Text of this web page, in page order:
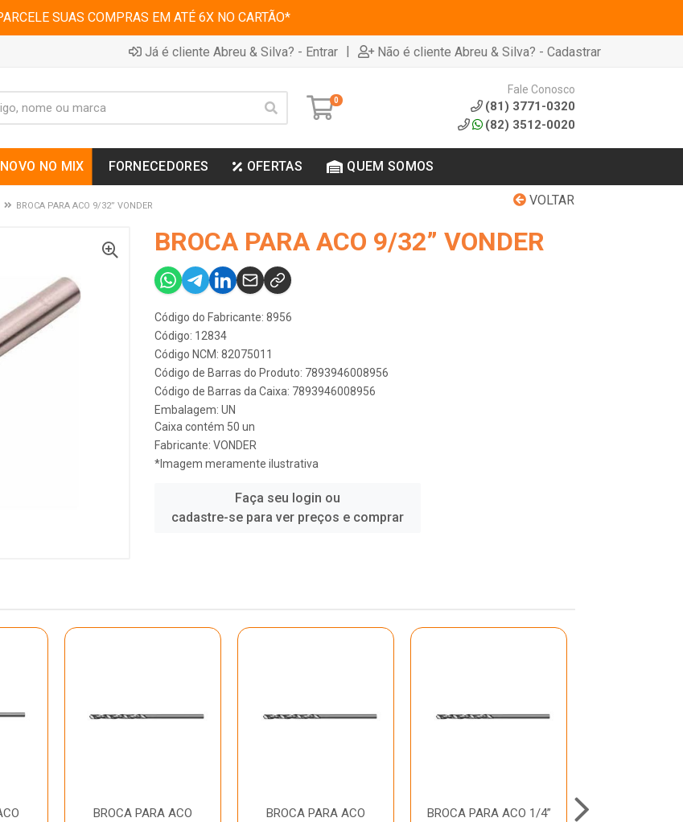
SUAS COMPRAS EM ATÉ 6X NO CARTÃO*
Já é cliente Abreu & Silva? - Entrar | Não é cliente Abreu & Silva? - Cadastrar
0
Fale Conosco
(81) 3771-0320
(82) 3512-0020
NOVO NO MIX FORNECEDORES OFERTAS QUEM SOMOS
VOLTAR
BROCA PARA ACO 9/32” VONDER
BROCA PARA ACO 9/32” VONDER
Código do Fabricante: 8956
Código: 12834
Código NCM: 82075011
Código de Barras do Produto: 7893946008956
Código de Barras da Caixa: 7893946008956
Embalagem: UN
Caixa contém 50 un
Fabricante: VONDER
*Imagem meramente ilustrativa
Faça seu login ou
cadastre-se para ver preços e comprar
BROCA PARA ACO
BROCA PARA ACO
BROCA PARA ACO 1/4”